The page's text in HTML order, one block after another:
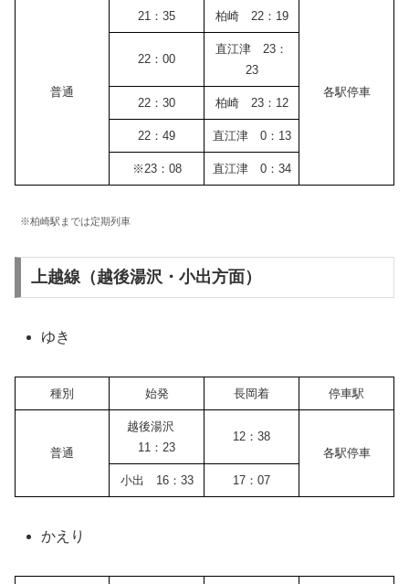
普通
21：35 柏崎 22：19
各駅停車
22：00
直江津 23：
23
22：30 柏崎 23：12
22：49 直江津 0：13
※23：08 直江津 0：34
※柏崎駅までは定期列車
上越線（越後湯沢・小出方面）
ゆき
種別 始発 長岡着 停車駅
普通
越後湯沢
11：23
12：38
各駅停車
小出 16：33
17：07
かえり